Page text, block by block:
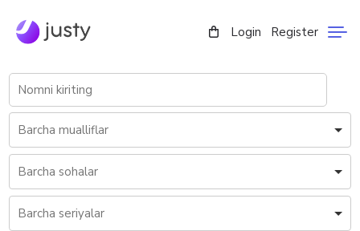
Login Register